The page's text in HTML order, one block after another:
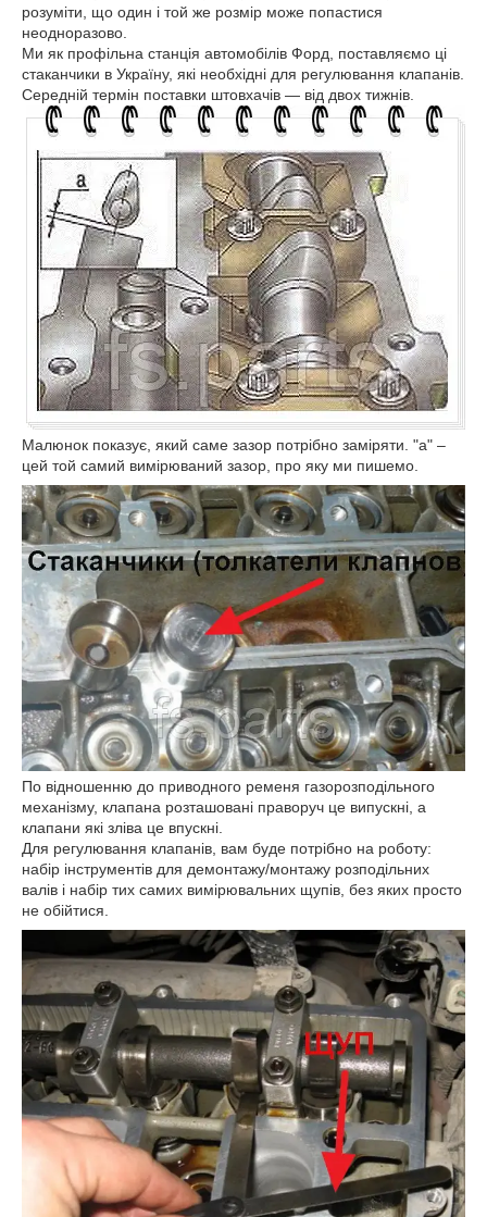
розуміти, що один і той же розмір може попастися
неодноразово.
Ми як профільна станція автомобілів Форд, поставляємо ці
стаканчики в Україну, які необхідні для регулювання клапанів.
Середній термін поставки штовхачів ― від двох тижнів.
Малюнок показує, який саме зазор потрібно заміряти. "а" –
цей той самий вимірюваний зазор, про яку ми пишемо.
По відношенню до приводного ременя газорозподільного
механізму, клапана розташовані праворуч це випускні, а
клапани які зліва це впускні.
Для регулювання клапанів, вам буде потрібно на роботу:
набір інструментів для демонтажу/монтажу розподільних
валів і набір тих самих вимірювальних щупів, без яких просто
не обійтися.